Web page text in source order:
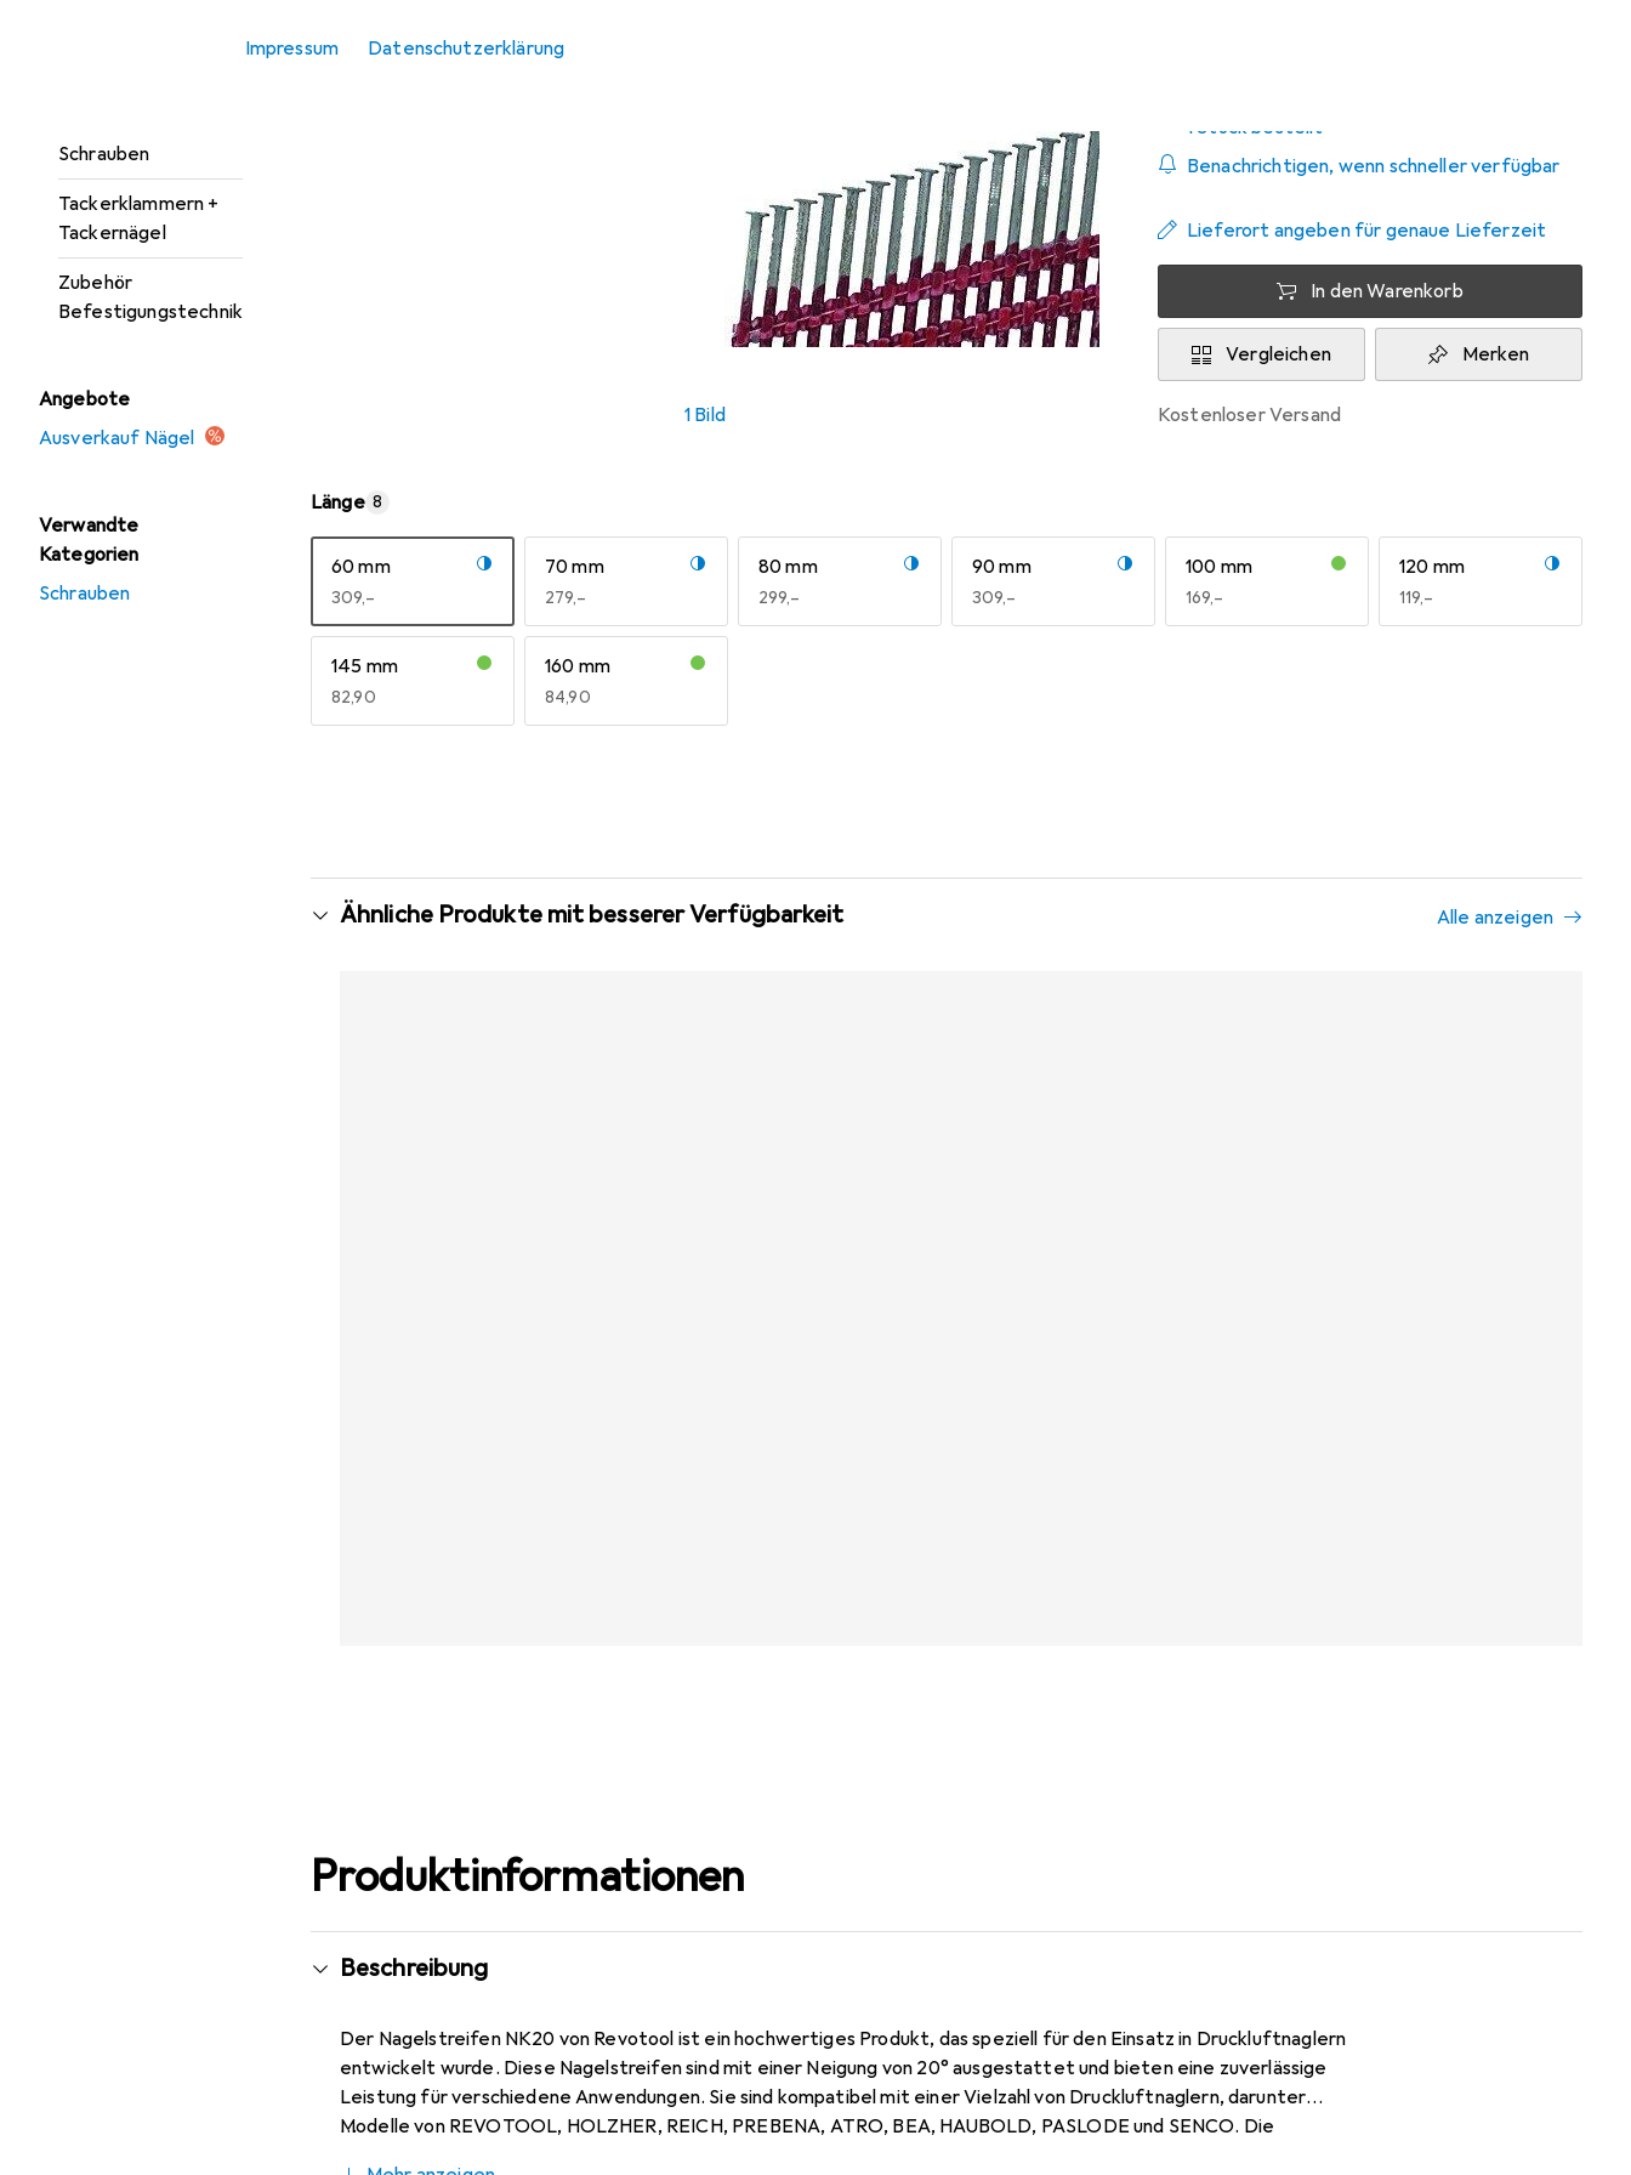
Impressum Datenschutzerklärung
Schrauben
Tackerklammern +
Tackernägel
Zubehör
Befestigungstechnik
Angebote
Ausverkauf Nägel
Verwandte
Kategorien
Schrauben
1 Bild
1 Stück bestellt
Benachrichtigen, wenn schneller verfügbar
Lieferort angeben für genaue Lieferzeit
In den Warenkorb
Vergleichen Merken
kostenloser Versand
Länge 8
60 mm
EUR
309,–
70 mm
EUR
279,–
80 mm
EUR
299,–
90 mm
EUR
309,–
100 mm
EUR
169,–
120 mm
EUR
119,–
145 mm
EUR
82,90
160 mm
EUR
84,90
Ähnliche Produkte mit besserer Verfügbarkeit Alle anzeigen
Produktinformationen
Beschreibung
Der Nagelstreifen NK20 von Revotool ist ein hochwertiges Produkt, das speziell für den Einsatz in Druckluftnaglern
entwickelt wurde. Diese Nagelstreifen sind mit einer Neigung von 20° ausgestattet und bieten eine zuverlässige
Leistung für verschiedene Anwendungen. Sie sind kompatibel mit einer Vielzahl von Druckluftnaglern, darunter
Modelle von REVOTOOL, HOLZHER, REICH, PREBENA, ATRO, BEA, HAUBOLD, PASLODE und SENCO. Die